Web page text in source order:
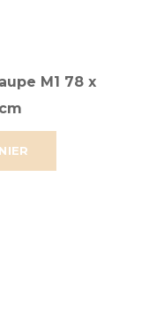
M1 78 x